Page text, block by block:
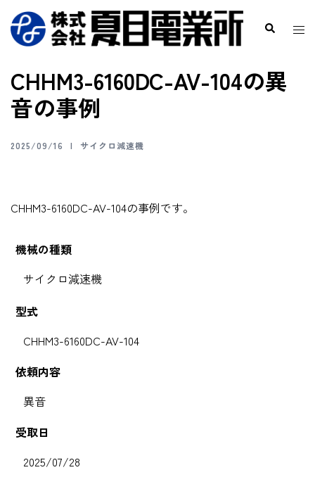
CHHM3-6160DC-AV-104の異
音の事例
2025/09/16 サイクロ減速機
CHHM3-6160DC-AV-104の事例です。
機械の種類
サイクロ減速機
型式
CHHM3-6160DC-AV-104
依頼内容
異音
受取日
2025/07/28